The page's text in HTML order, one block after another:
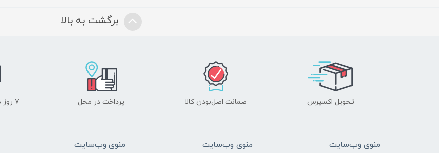
برگشت به بالا
تحویل اکسپرس ضمانت اصل‌بودن کالا پرداخت در محل ۷ روز ضمانت بازگشت
منوی وب‌سایت منوی وب‌سایت منوی وب‌سایت